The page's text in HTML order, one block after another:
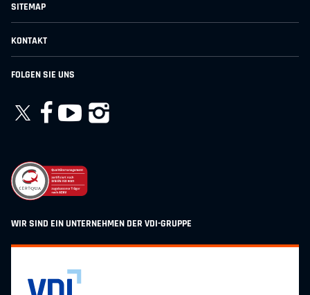
SITEMAP
für Eltern & Familien
Vermietung
Alle Angebote
KONTAKT
Karl-Heine-Str. 97
Telefon +49 341 8708 60
FOLGEN SIE UNS
WIR SIND EIN UNTERNEHMEN DER VDI-GRUPPE